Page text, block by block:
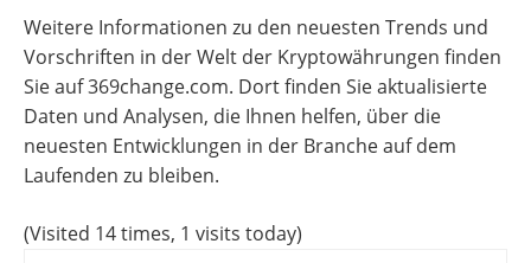
Weitere Informationen zu den neuesten Trends und
Vorschriften in der Welt der Kryptowährungen finden
Sie auf 369change.com. Dort finden Sie aktualisierte
Daten und Analysen, die Ihnen helfen, über die
neuesten Entwicklungen in der Branche auf dem
Laufenden zu bleiben.
(Visited 14 times, 1 visits today)